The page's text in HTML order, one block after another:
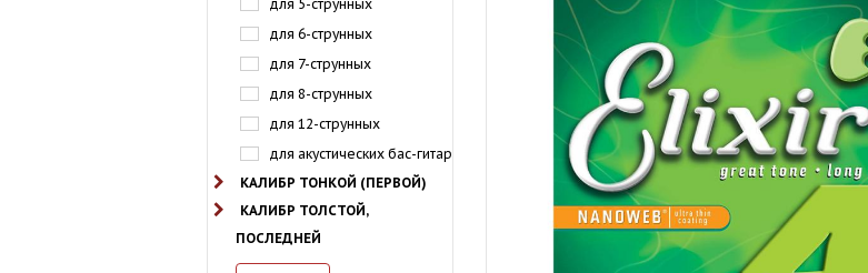
для 5-струнных
для 6-струнных
для 7-струнных
для 8-струнных
для 12-струнных
для акустических бас-гитар
КАЛИБР ТОНКОЙ (ПЕРВОЙ)
КАЛИБР ТОЛСТОЙ,
ПОСЛЕДНЕЙ